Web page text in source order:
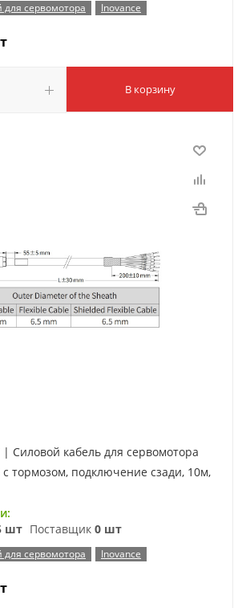
для сервомотора Inovance
В корзину
| Силовой кабель для сервомотора
с тормозом, подключение сзади, 10м,
шт Поставщик 0 шт
для сервомотора Inovance